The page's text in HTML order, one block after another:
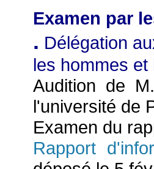
Examen par
. Délégation
les hommes et
Audition de
l'université de
Examen du
Rapport